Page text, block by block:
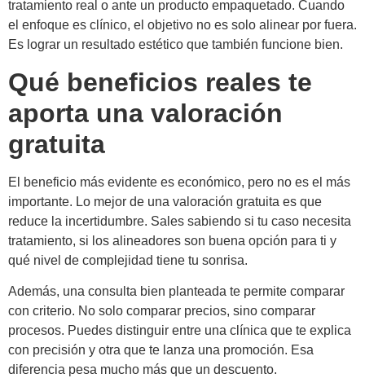
tratamiento real o ante un producto empaquetado. Cuando
el enfoque es clínico, el objetivo no es solo alinear por fuera.
Es lograr un resultado estético que también funcione bien.
Qué beneficios reales te
aporta una valoración
gratuita
El beneficio más evidente es económico, pero no es el más
importante. Lo mejor de una valoración gratuita es que
reduce la incertidumbre. Sales sabiendo si tu caso necesita
tratamiento, si los alineadores son buena opción para ti y
qué nivel de complejidad tiene tu sonrisa.
Además, una consulta bien planteada te permite comparar
con criterio. No solo comparar precios, sino comparar
procesos. Puedes distinguir entre una clínica que te explica
con precisión y otra que te lanza una promoción. Esa
diferencia pesa mucho más que un descuento.